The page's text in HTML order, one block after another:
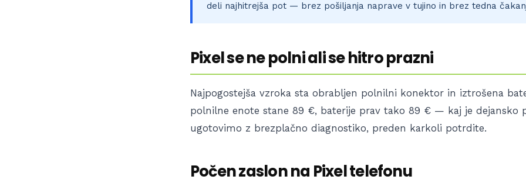
deli najhitrejša pot — brez pošiljanja naprave v tujino in brez tedna
Pixel se ne polni ali se hitro prazni
Najpogostejša vzroka sta obrabljen polnilni konektor in iztrošena
polnilne enote stane 89 €, baterije prav tako 89 € — kaj je dejansko
ugotovimo z brezplačno diagnostiko, preden karkoli potrdite.
Počen zaslon na Pixel telefonu